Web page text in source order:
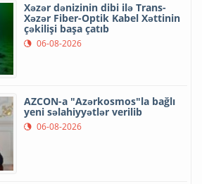
Xəzər dənizinin dibi ilə Trans-
Xəzər Fiber-Optik Kabel Xəttinin
çəkilişi başa çatıb
06-08-2026
AZCON-a "Azərkosmos"la bağlı
yeni səlahiyyətlər verilib
06-08-2026